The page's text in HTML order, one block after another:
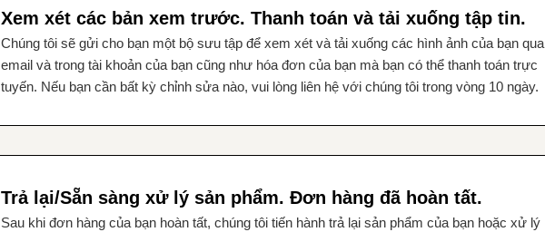
Xem xét các bản xem trước. Thanh toán và tải xuống tập tin.
Chúng tôi sẽ gửi cho bạn một bộ sưu tập để xem xét và tải xuống các hình ảnh của bạn qua
email và trong tài khoản của bạn cũng như hóa đơn của bạn mà bạn có thể thanh toán trực
tuyến. Nếu bạn cần bất kỳ chỉnh sửa nào, vui lòng liên hệ với chúng tôi trong vòng 10 ngày.
Trả lại/Sẵn sàng xử lý sản phẩm. Đơn hàng đã hoàn tất.
Sau khi đơn hàng của bạn hoàn tất, chúng tôi tiến hành trả lại sản phẩm của bạn hoặc xử lý